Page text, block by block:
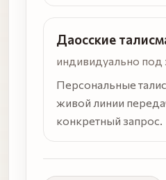
Даосские
индивидуально под
Персональные
живой линии
конкретный запрос.